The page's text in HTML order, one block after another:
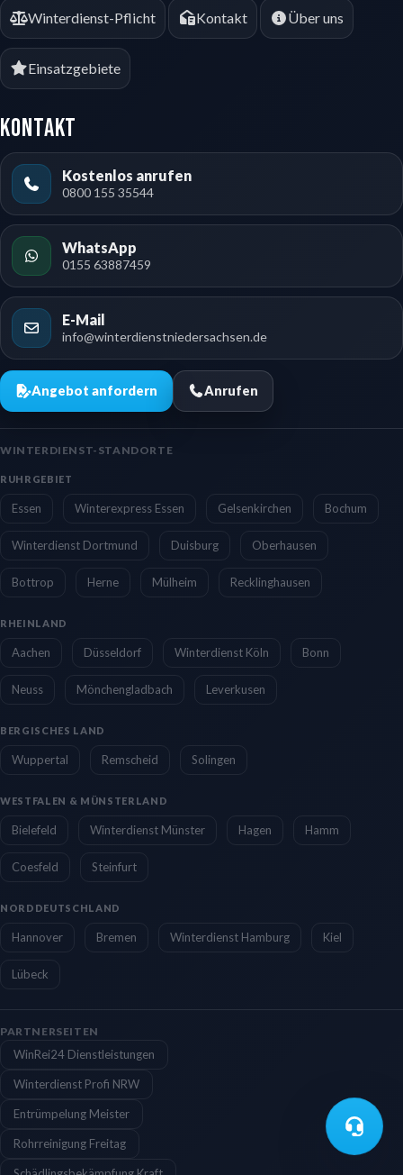
Winterdienst-Pflicht Kontakt Über uns
Einsatzgebiete
Kontakt
Kostenlos anrufen
0800 155 35544
WhatsApp
0155 63887459
E-Mail
info@winterdienstniedersachsen.de
Angebot anfordern Anrufen
WINTERDIENST-STANDORTE
RUHRGEBIET
Essen Winterexpress Essen Gelsenkirchen Bochum
Winterdienst Dortmund Duisburg Oberhausen
Bottrop Herne Mülheim Recklinghausen
RHEINLAND
Aachen Düsseldorf Winterdienst Köln Bonn
Neuss Mönchengladbach Leverkusen
BERGISCHES LAND
Wuppertal Remscheid Solingen
WESTFALEN & MÜNSTERLAND
Bielefeld Winterdienst Münster Hagen Hamm
Coesfeld Steinfurt
NORDDEUTSCHLAND
Hannover Bremen Winterdienst Hamburg Kiel
Lübeck
PARTNERSEITEN
WinRei24 Dienstleistungen
Winterdienst Profi NRW
Entrümpelung Meister
Rohrreinigung Freitag